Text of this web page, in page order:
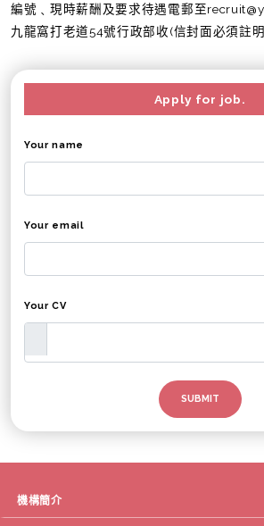
編號﹑現時薪酬及要求待遇電郵至
九龍窩打老道54號行政部收(信封面必須註
Apply for job.
Your name
Your email
Your CV
機構簡介